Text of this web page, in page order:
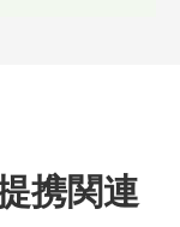
携関連